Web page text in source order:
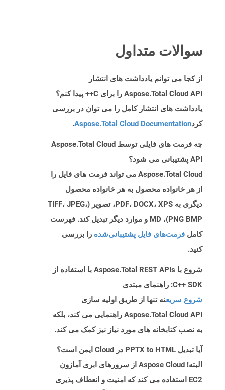
سوالات متداول
از کجا می توانم یادداشت های انتشار
Aspose.Total Cloud API را برای C++ پیدا کنم؟
یادداشت های انتشار کامل را می توان در بررسی
کردAspose.Total Cloud Documentation
.
چه فرمت های فایلی توسط Aspose.Total Cloud
API پشتیبانی می شود؟
Aspose.Total Cloud می تواند فرمت های فایل را
از هر خانواده محصول به هر خانواده محصول
دیگری به PDF، DOCX، XPS، تصویر (TIFF، JPEG،
PNG BMP)، MD و موارد دیگر تبدیل کند. فهرست
کامل فرمت‌های فایل پشتیبانی‌شده را بررسی
کنید.
شروع با Aspose.Total REST APIs با استفاده از
C++ SDK: راهنمای مبتدی
شروع سریعنه تنها از طریق اولیه سازی
Aspose.Total Cloud API راهنمایی می کند، بلکه
به نصب کتابخانه های مورد نیاز نیز کمک می کند.
آیا تبدیل PPTX to HTML در Cloud ایمن است؟
البته! Aspose Cloud از سرورهای ابری آمازون
EC2 استفاده می کند که امنیت و انعطاف پذیری